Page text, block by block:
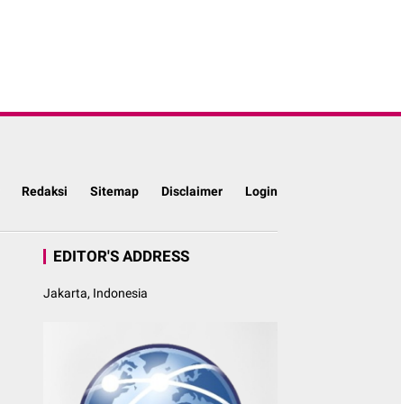
Redaksi Sitemap Disclaimer Login
EDITOR'S ADDRESS
Jakarta, Indonesia